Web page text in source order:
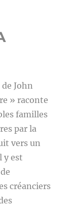
John
» raconte
familles
par la
vers un
y est
créanciers